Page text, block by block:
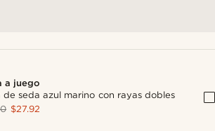
a juego
de seda azul marino con rayas dobles
$27.92